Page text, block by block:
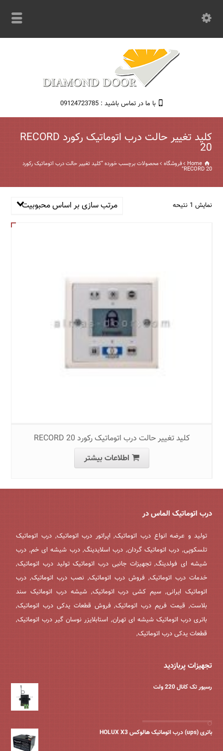
با ما در تماس باشید : 09124723785
کلید تغییر حالت درب اتوماتیک رکورد RECORD
20
Home فروشگاه محصولات برچسب خورده “کلید تغییر حالت درب اتوماتیک رکورد
RECORD 20”
نمایش 1 نتیحه مرتب سازی بر اساس محبوبیت
کلید تغییر حالت درب اتوماتیک رکورد RECORD 20
اطلاعات بیشتر
درب اتوماتیک الماس در
تولید و عرضه انواع درب اتوماتیک, اپراتور درب اتوماتیک, درب اتوماتیک
تلسکوپی, درب اتوماتیک گردان, درب اسلایدینگ, درب شیشه ای خم, درب
شیشه ای فولدینگ, تجهیزات جانبی درب اتوماتیک تولید درب اتوماتیک,
خدمات درب اتوماتیک, فروش درب اتوماتیک, نصب درب اتوماتیک, درب
اتوماتیک ایرانی, سیم کشی درب اتوماتیک, شیشه درب اتوماتیک سند
بلاست, قیمت فریم درب اتوماتیک, فروش قطعات یدکی درب اتوماتیک,
باتری درب اتوماتیک شیشه ای تهران, استابلایزر نوسان گیر درب اتوماتیک,
قطعات یدکی درب اتوماتیک,
تجهیزات پربازدید
رسیور تک کانال 220 ولت
باتری (ups) درب اتوماتیک هالوکس HOLUX X3